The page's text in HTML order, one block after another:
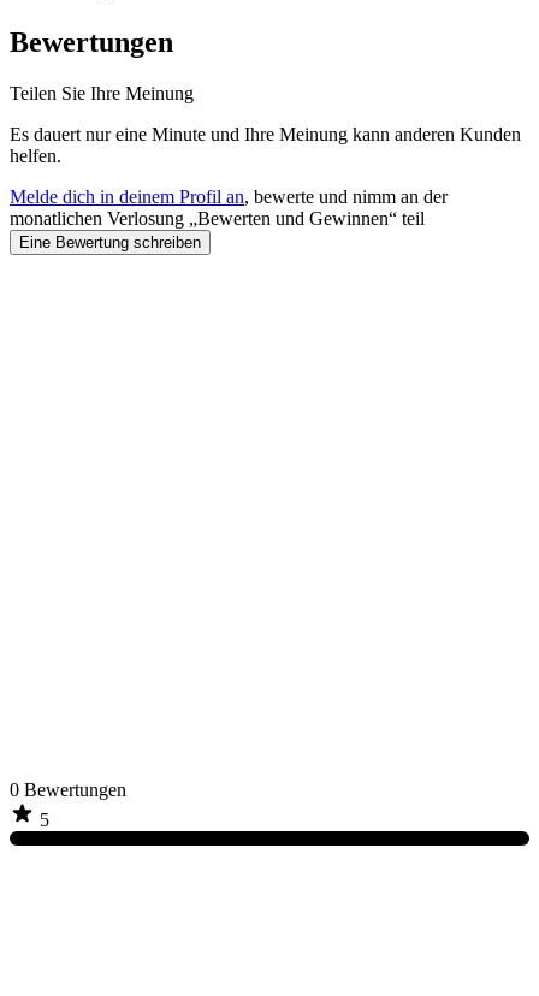
Bewertungen
Teilen Sie Ihre Meinung
Es dauert nur eine Minute und Ihre Meinung kann anderen Kunden
helfen.
Melde dich in deinem Profil an, bewerte und nimm an der
monatlichen Verlosung „Bewerten und Gewinnen“ teil
Eine Bewertung schreiben
0 Bewertungen
5